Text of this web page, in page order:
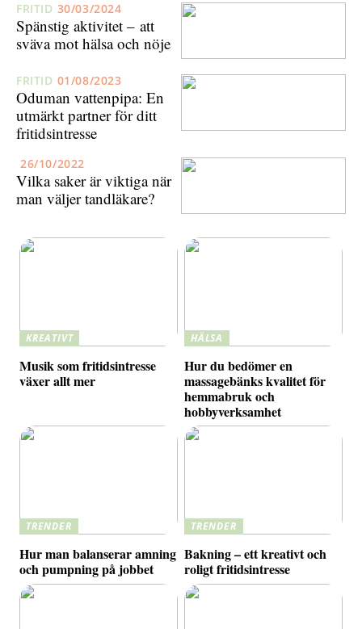
FRITID 30/03/2024
Spänstig aktivitet – att
sväva mot hälsa och nöje
FRITID 01/08/2023
Oduman vattenpipa: En
utmärkt partner för ditt
fritidsintresse
26/10/2022
Vilka saker är viktiga när
man väljer tandläkare?
KREATIVT
Musik som fritidsintresse
växer allt mer
HÄLSA
Hur du bedömer en
massagebänks kvalitet för
hemmabruk och
hobbyverksamhet
TRENDER
Hur man balanserar amning
och pumpning på jobbet
TRENDER
Bakning – ett kreativt och
roligt fritidsintresse